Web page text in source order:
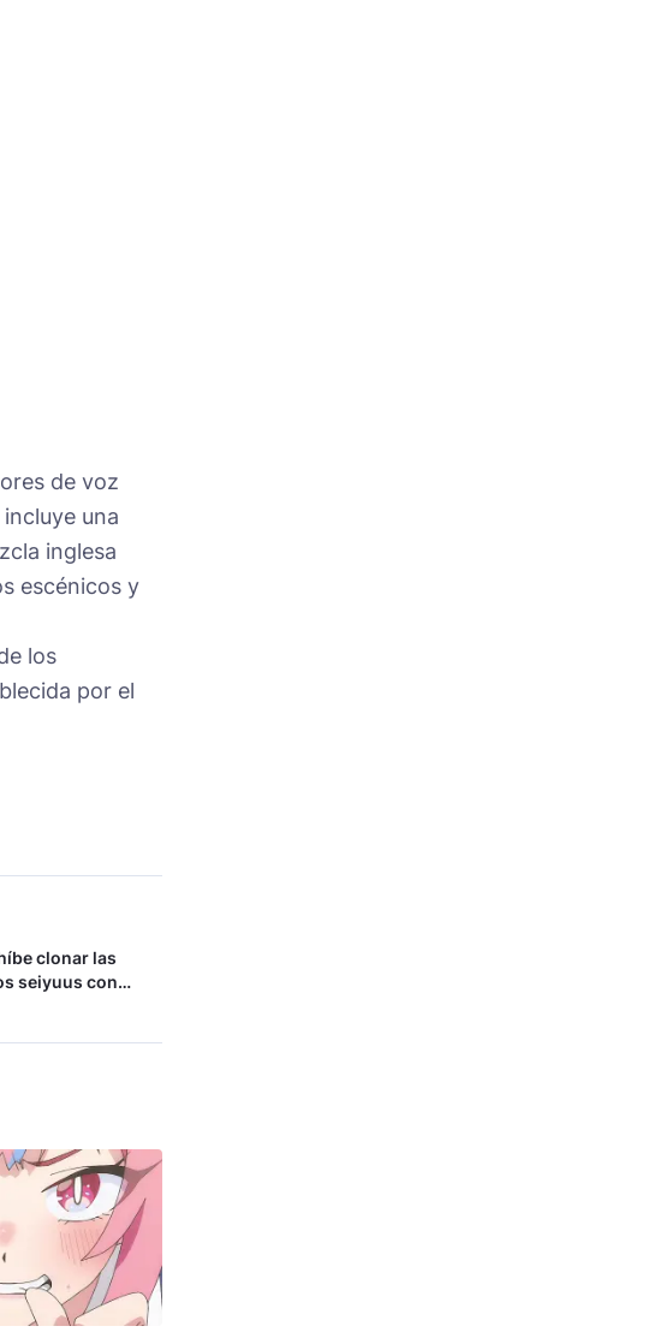
de voz
una
inglesa
escénicos y
los
por el
clonar las
seiyuus con